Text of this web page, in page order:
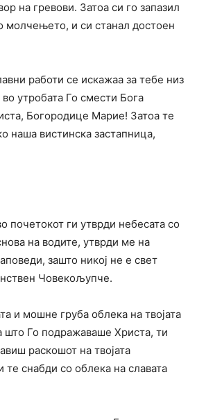
на гревови. Затоа си го запазил
молчењето, и си станал достоен
работи се искажаа за тебе низ
утробата Го смести Бога
Богородице Марие! Затоа те
наша вистинска застапница,
почетокот ги утврди небесата со
на водите, утврди ме на
зашто никој не е свет
Човекољупче.
и мошне груба облека на твојата
што Го подражаваше Христа, ти
раскошот на твојата
снабди со облека на славата